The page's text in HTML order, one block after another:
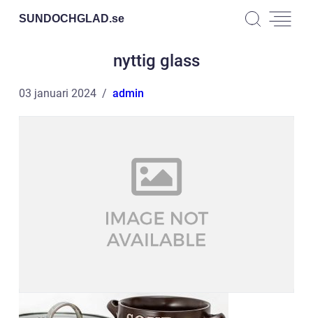
SUNDOCHGLAD.se
nyttig glass
03 januari 2024 admin